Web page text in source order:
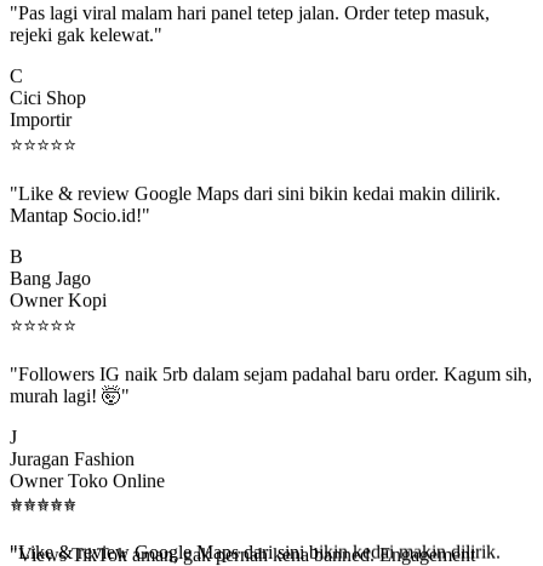
rejeki gak kelewat."
Cici Shop
Importir
⭐⭐⭐⭐⭐
Mantap Socio.id!"
Bang Jago
Owner Kopi
⭐⭐⭐⭐ ⭐
murah lagi! 🤯"
Juragan Fashion
Owner Toko Online
⭐⭐⭐⭐ ⭐
beneran naik, algoritma suka."